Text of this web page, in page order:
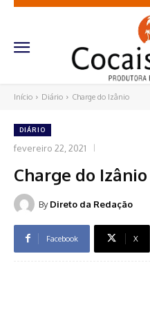
Início Diário Charge do Izânio
DIÁRIO
fevereiro 22, 2021
Charge do Izânio
By Direto da Redação
Facebook X